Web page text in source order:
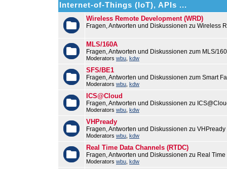
Internet-of-Things (IoT), APIs ...
Wireless Remote Development (WRD)
Fragen, Antworten und Diskussionen zu Wireless
MLS/160A
Fragen, Antworten und Diskussionen zum MLS/
Moderators wbu kdw
SFS/BE1
Fragen, Antworten und Diskussionen zum Smart
Moderators wbu kdw
ICS@Cloud
Fragen, Antworten und Diskussionen zu
Moderators wbu kdw
VHPready
Fragen, Antworten und Diskussionen zu VHPready
Moderators wbu kdw
Real Time Data Channels (RTDC)
Fragen, Antworten und Diskussionen zu Real
Moderators wbu kdw